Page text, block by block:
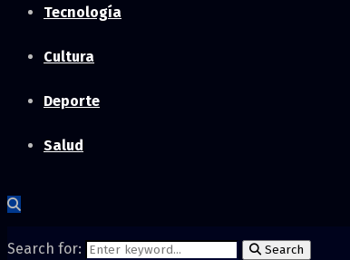
Tecnología
Cultura
Deporte
Salud
Search for: Search